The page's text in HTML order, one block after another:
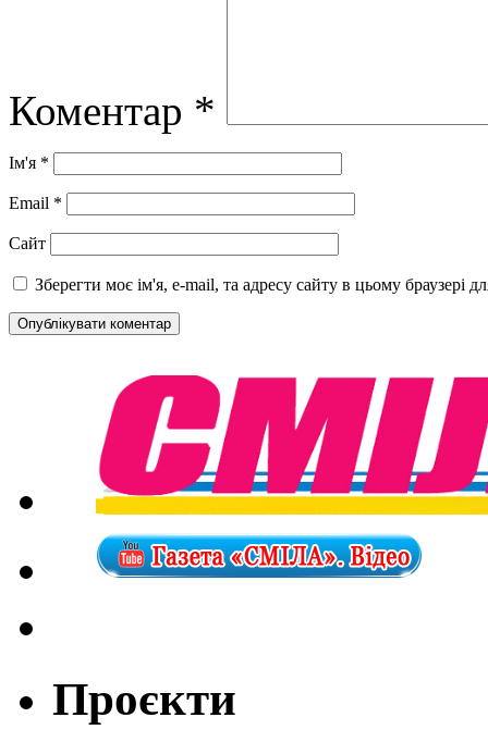
Коментар *
Ім'я *
Email *
Сайт
Зберегти моє ім'я, e-mail, та адресу сайту в цьому браузері
Проєкти